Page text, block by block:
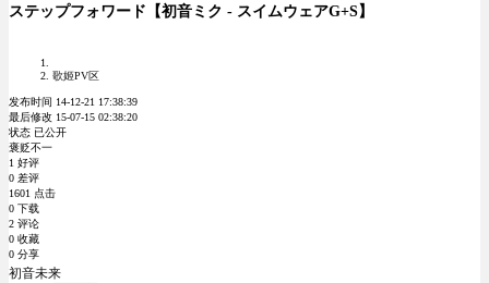
ステップフォワード【初音ミク - スイムウェアG+S】
歌姬PV区
发布时间 14-12-21 17:38:39
最后修改 15-07-15 02:38:20
状态 已公开
褒贬不一
1 好评
0 差评
1601 点击
0 下载
2 评论
0 收藏
0 分享
初音未来